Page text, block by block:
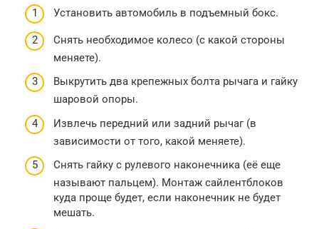
Установить автомобиль в подъемный бокс.
Снять необходимое колесо (с какой стороны
меняете).
Выкрутить два крепежных болта рычага и гайку
шаровой опоры.
Извлечь передний или задний рычаг (в
зависимости от того, какой меняете).
Снять гайку с рулевого наконечника (её еще
называют пальцем). Монтаж сайлентблоков
куда проще будет, если наконечник не будет
мешать.